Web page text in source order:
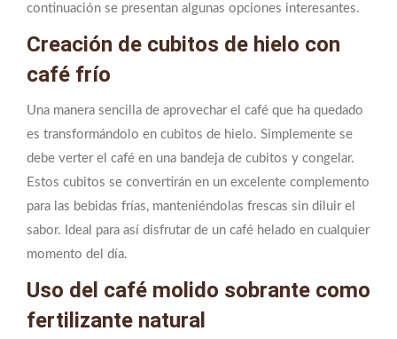
continuación se presentan algunas opciones interesantes.
Creación de cubitos de hielo con
café frío
Una manera sencilla de aprovechar el café que ha quedado
es transformándolo en cubitos de hielo. Simplemente se
debe verter el café en una bandeja de cubitos y congelar.
Estos cubitos se convertirán en un excelente complemento
para las bebidas frías, manteniéndolas frescas sin diluir el
sabor. Ideal para así disfrutar de un café helado en cualquier
momento del día.
Uso del café molido sobrante como
fertilizante natural